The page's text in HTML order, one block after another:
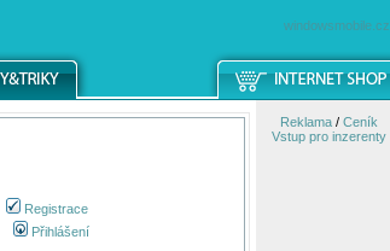
windowsmobile.cz
Registrace
Přihlášení
Reklama/ Ceník
Vstup pro inzerenty